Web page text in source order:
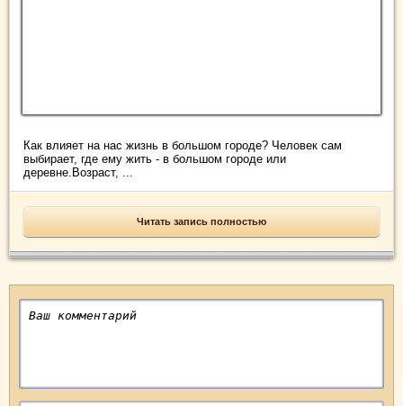
Как влияет на нас жизнь в большом городе? Человек сам
выбирает, где ему жить - в большом городе или
деревне.Возраст, ...
Читать запись полностью